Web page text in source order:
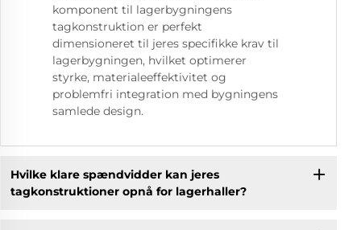
komponent til lagerbygningens
tagkonstruktion er perfekt
dimensioneret til jeres specifikke krav til
lagerbygningen, hvilket optimerer
styrke, materialeeffektivitet og
problemfri integration med bygningens
samlede design.
Hvilke klare spændvidder kan jeres
tagkonstruktioner opnå for lagerhaller?